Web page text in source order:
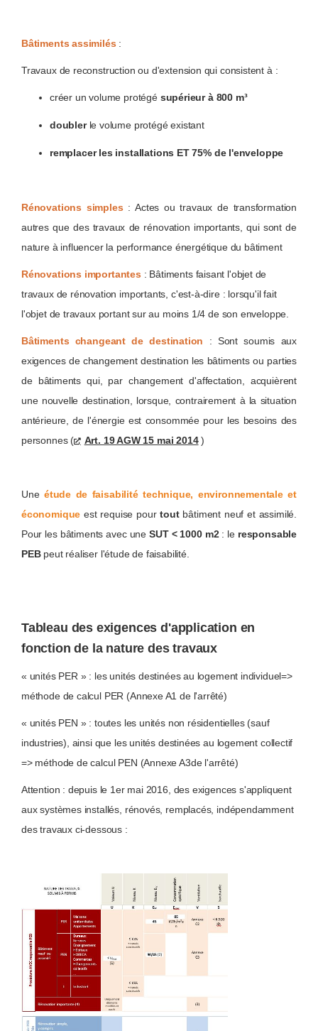
Bâtiments assimilés :
Travaux de reconstruction ou d'extension qui consistent à :
créer un volume protégé supérieur à 800 m³
doublerle volume protégé existant
remplacer les installations ET 75% de l'enveloppe
Rénovations simples : Actes ou travaux de transformation
autres que des travaux de rénovation importants, qui sont de
nature à influencer la performance énergétique du bâtiment
Rénovations importantes : Bâtiments faisant l'objet de
travaux de rénovation importants, c'est-à-dire : lorsqu'il fait
l'objet de travaux portant sur au moins 1/4 de son enveloppe.
Bâtiments changeant de destination : Sont soumis aux
exigences de changement destination les bâtiments ou parties
de bâtiments qui, par changement d'affectation, acquièrent
une nouvelle destination, lorsque, contrairement à la situation
antérieure, de l'énergie est consommée pour les besoins des
personnes (
Art. 19 AGW 15 mai 2014)
Une étude de faisabilité technique, environnementale et
économique est requise pourtoutbâtiment neuf et assimilé.
Pour les bâtiments avec uneSUT < 1000 m2: le responsable
PEBpeut réaliser l'étude de faisabilité.
Tableau des exigences d'application en
fonction de la nature des travaux
« unités PER » : les unités destinées au logement individuel=>
méthode de calcul PER (Annexe A1 de l'arrêté)
« unités PEN » : toutes les unités non résidentielles (sauf
industries), ainsi que les unités destinées au logement collectif
=> méthode de calcul PEN (Annexe A3de l'arrêté)
Attention : depuis le 1er mai 2016, des exigences s'appliquent
aux systèmes installés, rénovés, remplacés, indépendamment
des travaux ci-dessous :